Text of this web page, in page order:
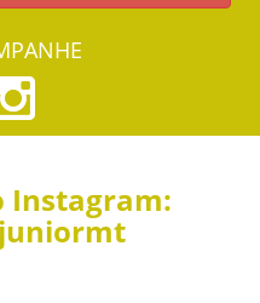
Instagram: